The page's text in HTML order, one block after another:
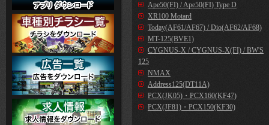
Ape50(FI) / Ape50(FI) Type D
XR100 Motard
Today(AF61/AF67) / Dio(AF62/AF68)
MT-125(BVE1)
CYGNUS-X / CYGNUS-X(FI) / BW'S
125
NMAX
Address125(DT11A)
PCX(JK05)・PCX160(KF47)
PCX(JF81)・PCX150(KF30)